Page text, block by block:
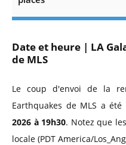
Date et heure | LA
de MLS
Le coup d'envoi de la
Earthquakes de MLS a été
2026 à 19h30. Notez que
locale (PDT America/